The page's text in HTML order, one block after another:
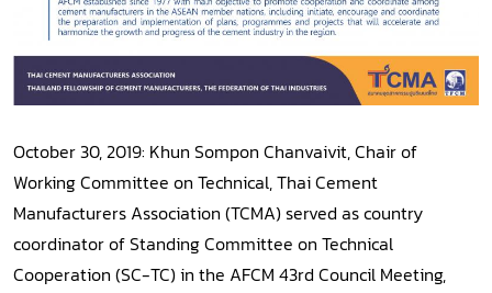
October 30, 2019: Khun Sompon Chanvaivit, Chair of
Working Committee on Technical, Thai Cement
Manufacturers Association (TCMA) served as country
coordinator of Standing Committee on Technical
Cooperation (SC-TC) in the AFCM 43rd Council Meeting,